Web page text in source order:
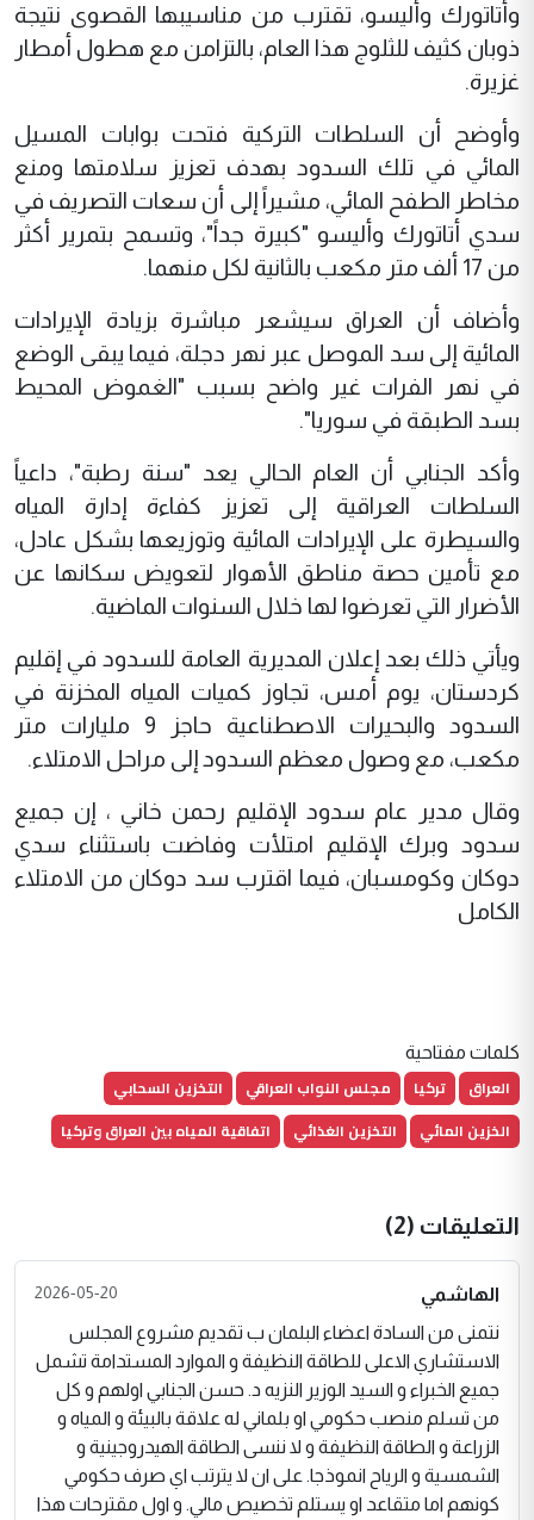
وأتاتورك وأليسو، تقترب من مناسيبها القصوى نتيجة
ذوبان كثيف للثلوج هذا العام، بالتزامن مع هطول أمطار
غزيرة.
وأوضح أن السلطات التركية فتحت بوابات المسيل
المائي في تلك السدود بهدف تعزيز سلامتها ومنع
مخاطر الطفح المائي، مشيراً إلى أن سعات التصريف في
سدي أتاتورك وأليسو "كبيرة جداً"، وتسمح بتمرير أكثر
من 17 ألف متر مكعب بالثانية لكل منهما.
وأضاف أن العراق سيشعر مباشرة بزيادة الإيرادات
المائية إلى سد الموصل عبر نهر دجلة، فيما يبقى الوضع
في نهر الفرات غير واضح بسبب "الغموض المحيط
بسد الطبقة في سوريا".
وأكد الجنابي أن العام الحالي يعد "سنة رطبة"، داعياً
السلطات العراقية إلى تعزيز كفاءة إدارة المياه
والسيطرة على الإيرادات المائية وتوزيعها بشكل عادل،
مع تأمين حصة مناطق الأهوار لتعويض سكانها عن
الأضرار التي تعرضوا لها خلال السنوات الماضية.
ويأتي ذلك بعد إعلان المديرية العامة للسدود في إقليم
كردستان، يوم أمس، تجاوز كميات المياه المخزنة في
السدود والبحيرات الاصطناعية حاجز 9 مليارات متر
مكعب، مع وصول معظم السدود إلى مراحل الامتلاء.
وقال مدير عام سدود الإقليم رحمن خاني ، إن جميع
سدود وبرك الإقليم امتلأت وفاضت باستثناء سدي
دوكان وكومسبان، فيما اقترب سد دوكان من الامتلاء
الكامل
كلمات مفتاحية
العراق تركيا مجلس النواب العراقي
التخزين السحابي
الخزين المائي
التخزين الغذائي اتفاقية المياه بين العراق وتركيا
التعليقات (2)
الهاشمي 2026-05-20
نتمنى من السادة اعضاء البلمان ب تقديم مشروع المجلس
الاستشاري الاعلى للطاقة النظيفة و الموارد المستدامة تشمل
جميع الخبراء و السيد الوزير النزيه د. حسن الجنابي اولهم و كل
من تسلم منصب حكومي او بلماني له علاقة بالبيئة و المياه و
الزراعة و الطاقة النظيفة و لا ننسى الطاقة الهيدروجينية و
الشمسية و الرياح انموذجا. على ان لا يترتب اي صرف حكومي
كونهم اما متقاعد او يستلم تخصيص مالي. و اول مقترحات هذا